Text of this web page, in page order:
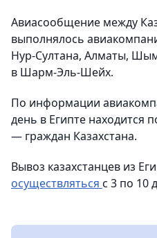
Авиасообщение между
выполнялось
Нур-Султана, Алматы,
в Шарм-Эль-Шейх.
По информации
день в Египте находится
— граждан Казахстана.
Вывоз казахстанцев из
осуществляться с 3 по 10